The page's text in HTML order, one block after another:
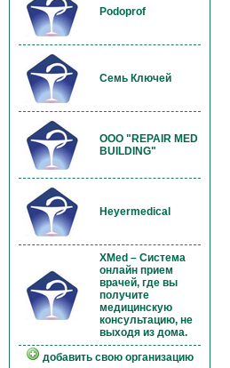
Podoprof
Семь Ключей
OOO "REPAIR MED
BUILDING"
Heyermedical
XMed – Система
онлайн прием
врачей, где вы
получите
медицинскую
консультацию, не
выходя из дома.
добавить свою организацию